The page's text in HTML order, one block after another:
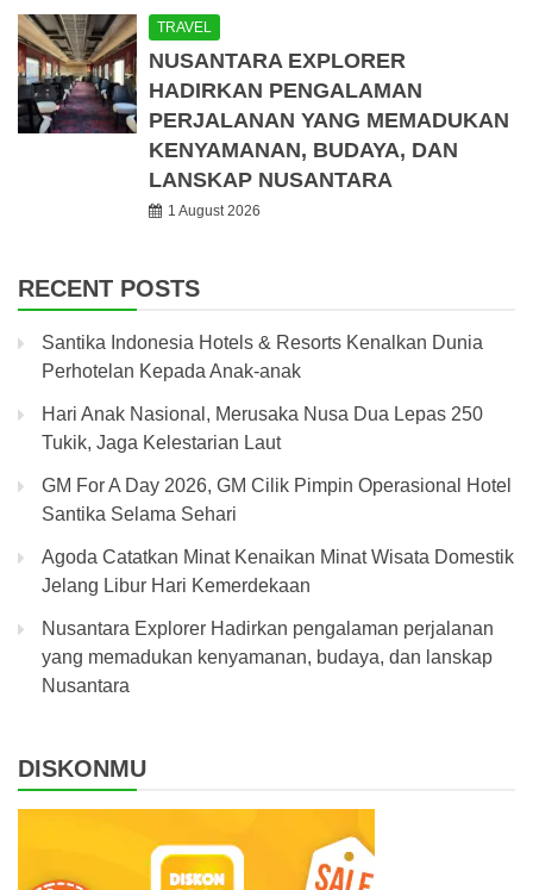
TRAVEL
NUSANTARA EXPLORER
HADIRKAN PENGALAMAN
PERJALANAN YANG MEMADUKAN
KENYAMANAN, BUDAYA, DAN
LANSKAP NUSANTARA
1 August 2026
RECENT POSTS
Santika Indonesia Hotels & Resorts Kenalkan Dunia
Perhotelan Kepada Anak-anak
Hari Anak Nasional, Merusaka Nusa Dua Lepas 250
Tukik, Jaga Kelestarian Laut
GM For A Day 2026, GM Cilik Pimpin Operasional Hotel
Santika Selama Sehari
Agoda Catatkan Minat Kenaikan Minat Wisata Domestik
Jelang Libur Hari Kemerdekaan
Nusantara Explorer Hadirkan pengalaman perjalanan
yang memadukan kenyamanan, budaya, dan lanskap
Nusantara
DISKONMU